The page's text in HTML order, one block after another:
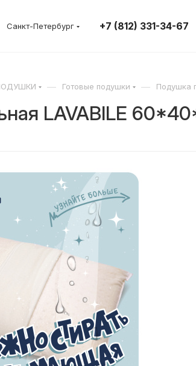
Санкт-Петербург +7 (812) 331-34-67
— Готовые подушки — Подушка
LAVABILE